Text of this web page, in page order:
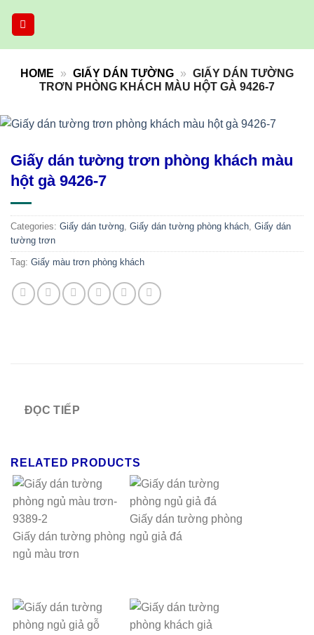
HOME » GIẤY DÁN TƯỜNG » GIẤY DÁN TƯỜNG
TRƠN PHÒNG KHÁCH MÀU HỘT GÀ 9426-7
Giấy dán tường trơn phòng khách màu
hột gà 9426-7
Categories: Giấy dán tường, Giấy dán tường phòng khách, Giấy dán
tường trơn
Tag: Giấy màu trơn phòng khách
ĐỌC TIẾP
RELATED PRODUCTS
Giấy dán tường phòng
ngủ màu trơn
Giấy dán tường phòng
ngủ giả đá